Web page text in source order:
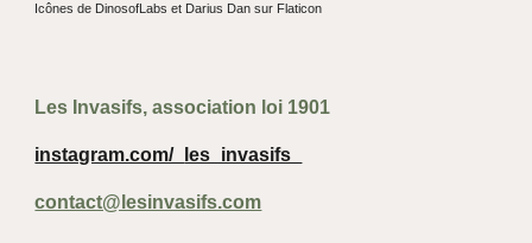
Icônes de DinosofLabs et Darius Dan sur Flaticon
Les Invasifs, association loi 1901
instagram.com/_ les_invasifs_
contact@lesinvasifs.com